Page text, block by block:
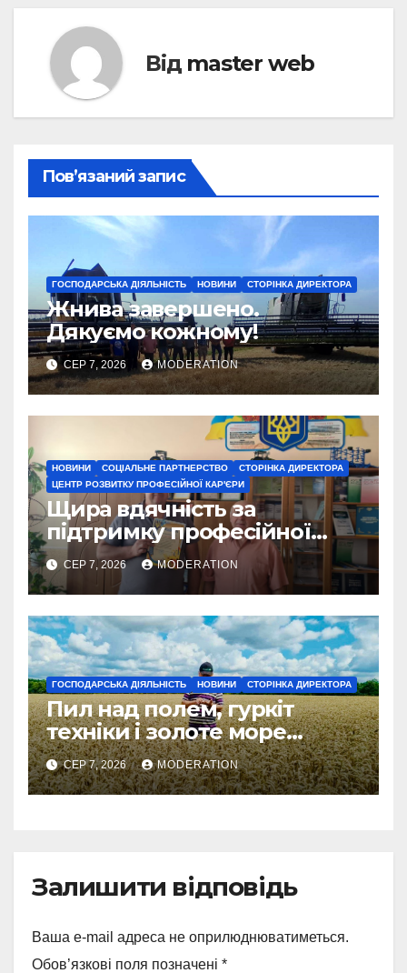
Від master web
Пов’язаний запис
ГОСПОДАРСЬКА ДІЯЛЬНІСТЬ НОВИНИ СТОРІНКА ДИРЕКТОРА
Жнива завершено.
Дякуємо кожному!
СЕР 7, 2026 MODERATION
НОВИНИ СОЦІАЛЬНЕ ПАРТНЕРСТВО
СТОРІНКА ДИРЕКТОРА
ЦЕНТР РОЗВИТКУ ПРОФЕСІЙНОЇ КАР'ЄРИ
Щира вдячність за
підтримку професійної
освіти
СЕР 7, 2026 MODERATION
ГОСПОДАРСЬКА ДІЯЛЬНІСТЬ НОВИНИ СТОРІНКА ДИРЕКТОРА
Пил над полем, гуркіт
техніки і золоте море
колосся — так виглядає
справжнє українське літо
СЕР 7, 2026 MODERATION
Залишити відповідь
Ваша e-mail адреса не оприлюднюватиметься.
Обов’язкові поля позначені *